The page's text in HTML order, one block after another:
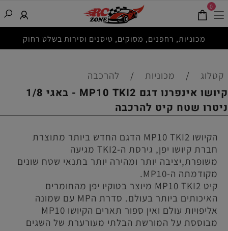
מכוניות, רחפנים, מסוקים, טיסנים וסירות בשלט רחוק
0
קטלוג / מכוניות / להרכבה
קיושו אינפרנו דגם MP10 TKI2 - באגי 1/8
ניטרו שטח קיט להרכבה
הקיושו MP10 TKI2 הדגם החדש ביותר מתוצרת
חברת קיושו יפן, גירסת ה-TKI2 מגיעה
משופרת,יציבה יותר ומהירה יותר בתנאי שטח שונים
מקודמתה ה-MP10.
קיט MP10 TKI2 מיוצר בטוקיו יפן מהחומרים
האיכותים ביותר בעולם. סדרת הMP עם שמונה
אליפויות עולם ואין ספור תארים הקיושו MP10
מבוססת על המורשת הבלתי מעורערת של השגים